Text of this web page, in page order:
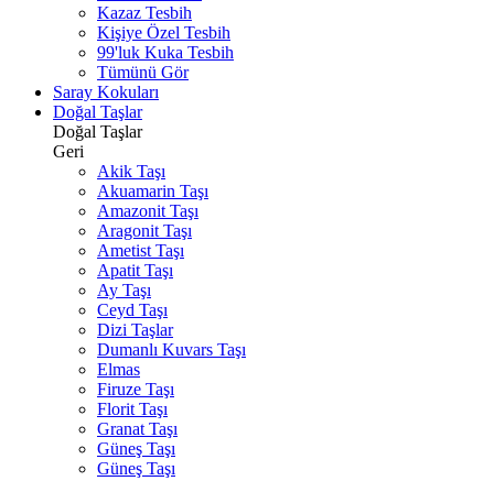
Kazaz Tesbih
Kişiye Özel Tesbih
99'luk Kuka Tesbih
Tümünü Gör
Saray Kokuları
Doğal Taşlar
Doğal Taşlar
Geri
Akik Taşı
Akuamarin Taşı
Amazonit Taşı
Aragonit Taşı
Ametist Taşı
Apatit Taşı
Ay Taşı
Ceyd Taşı
Dizi Taşlar
Dumanlı Kuvars Taşı
Elmas
Firuze Taşı
Florit Taşı
Granat Taşı
Güneş Taşı
Güneş Taşı